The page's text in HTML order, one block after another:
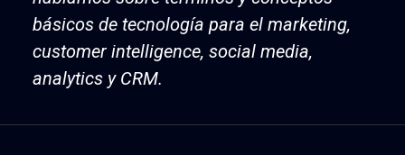
básicos de tecnología para el marketing,
customer intelligence, social media,
analytics y CRM.